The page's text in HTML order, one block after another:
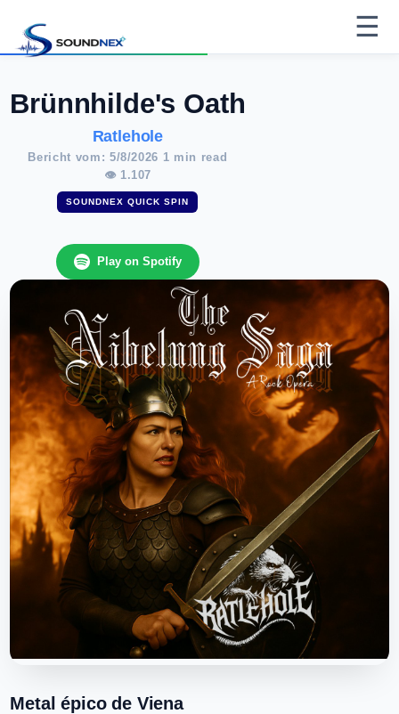
☰
Brünnhilde's Oath
Ratlehole
Bericht vom: 5/8/2026 1 min read
👁 1.107
SOUNDNEX QUICK SPIN
Play on Spotify
Metal épico de Viena